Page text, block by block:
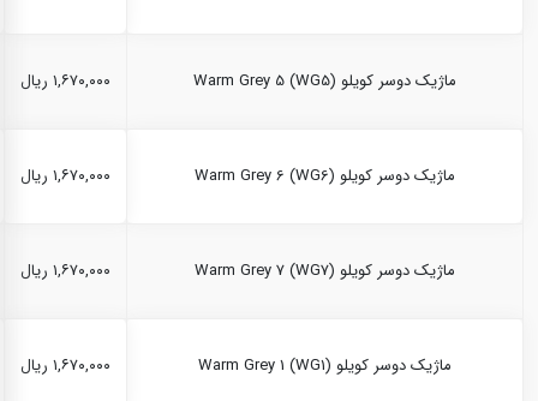
ماژیک دوسر کویلو Warm Grey 5 (WG5) ۱,۶۷۰,۰۰۰ ریال
ماژیک دوسر کویلو Warm Grey 6 (WG6) ۱,۶۷۰,۰۰۰ ریال
ماژیک دوسر کویلو Warm Grey 7 (WG7) ۱,۶۷۰,۰۰۰ ریال
ماژیک دوسر کویلو Warm Grey 1 (WG1) ۱,۶۷۰,۰۰۰ ریال